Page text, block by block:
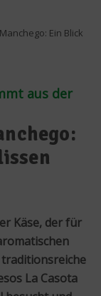
Ein Blick
aus der
Käse, der für
traditionsreiche
La Casota